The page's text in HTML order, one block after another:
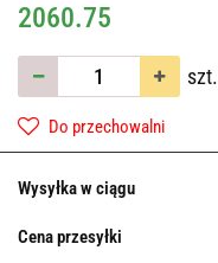
2060.75
szt.
Do przechowalni
Wysyłka w ciągu
Cena przesyłki